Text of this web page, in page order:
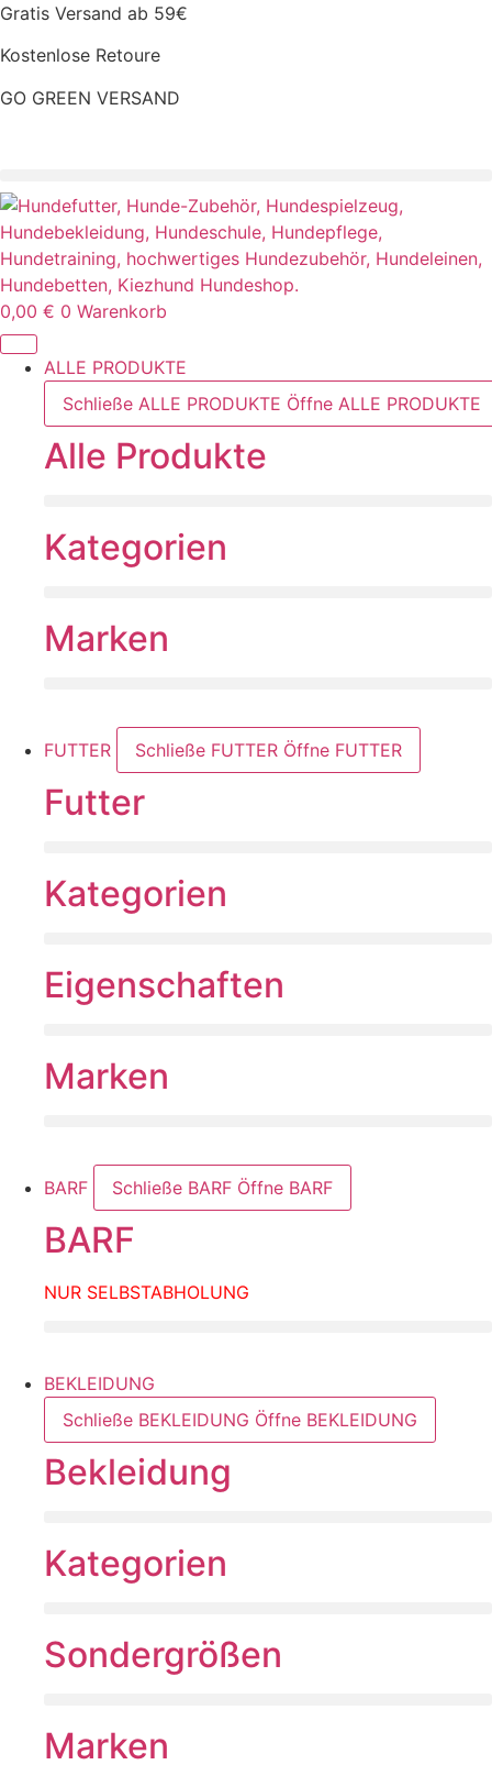
Zum
springen
Gratis Versand ab 59€
Kostenlose Retoure
GO GREEN VERSAND
0,00 € 0 Warenkorb
ALLE PRODUKTE
Schließe ALLE PRODUKTE Öffne ALLE PRODUKTE
Alle Produkte
Kategorien
Marken
FUTTER Schließe FUTTER Öffne FUTTER
Futter
Kategorien
Eigenschaften
Marken
BARF Schließe BARF Öffne BARF
BARF
NUR SELBSTABHOLUNG
BEKLEIDUNG
Schließe BEKLEIDUNG Öffne BEKLEIDUNG
Bekleidung
Kategorien
Sondergrößen
Marken